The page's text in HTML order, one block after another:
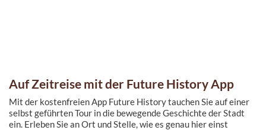
Auf Zeitreise mit der Future History App
Mit der kostenfreien App Future History tauchen Sie auf einer
selbst geführten Tour in die bewegende Geschichte der Stadt
ein. Erleben Sie an Ort und Stelle, wie es genau hier einst